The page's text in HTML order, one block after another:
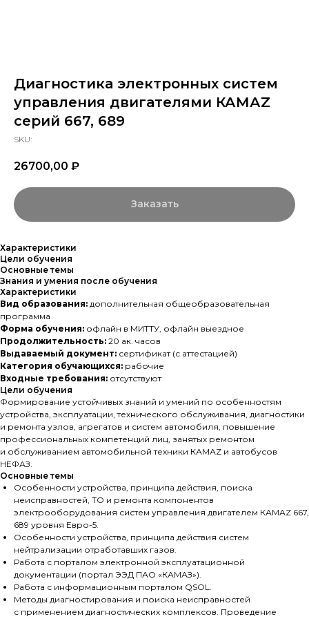
Диагностика электронных систем
управления двигателями КАМАZ
серий 667, 689
SKU:
26700,00 ₽
Заказать
Характеристики
Цели обучения
Основные темы
Знания и умения после обучения
Характеристики
Вид образования: дополнительная общеобразовательная
программа
Форма обучения: офлайн в МИТТУ, офлайн выездное
Продолжительность: 20 ак. часов
Выдаваемый документ: сертификат (с аттестацией)
Категория обучающихся: рабочие
Входные требования: отсутствуют
Цели обучения
Формирование устойчивых знаний и умений по особенностям
устройства, эксплуатации, технического обслуживания, диагностики
и ремонта узлов, агрегатов и систем автомобиля, повышение
профессиональных компетенций лиц, занятых ремонтом
и обслуживанием автомобильной техники КАМАZ и автобусов
НЕФАЗ.
Основные темы
Особенности устройства, принципа действия, поиска
неисправностей, ТО и ремонта компонентов
электрооборудования систем управления двигателем КАМАZ 667,
689 уровня Евро-5.
Особенности устройства, принципа действия систем
нейтрализации отработавших газов.
Работа с порталом электронной эксплуатационной
документации (портал ЭЭД ПАО «КАМАЗ»).
Работа с информационным порталом QSOL.
Методы диагностирования и поиска неисправностей
с применением диагностических комплексов. Проведение